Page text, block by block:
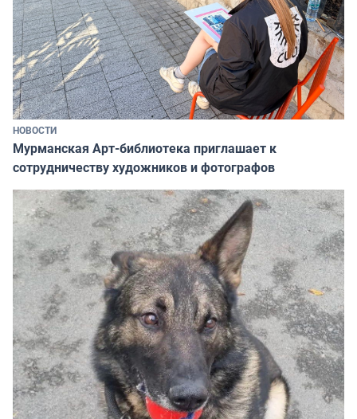
НОВОСТИ
Мурманская Арт-библиотека приглашает к
сотрудничеству художников и фотографов